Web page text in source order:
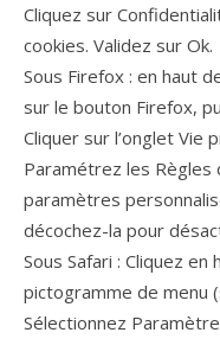
Cliquez sur
cookies. Validez sur Ok.
Sous Firefox : en haut
sur le bouton Firefox,
Cliquer sur l’onglet Vie
Paramétrez les Règles
paramètres
décochez-la pour
Sous Safari : Cliquez
pictogramme de menu
Sélectionnez